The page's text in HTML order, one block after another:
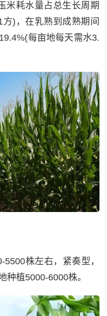
米耗水量占总生长周期
)，在乳熟到成熟期间
每亩地每天需水3.
株左右，紧奏型，
种植5000-6000株。